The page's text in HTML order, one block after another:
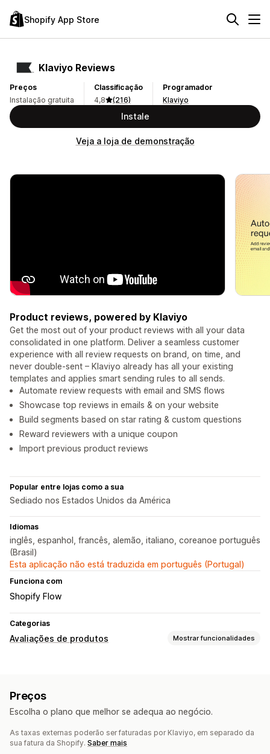
Shopify App Store
Klaviyo Reviews
Preços
Instalação gratuita
Classificação
4,8
(216)
Programador
Klaviyo
Instale
Veja a loja de demonstração
Product reviews, powered by Klaviyo
Get the most out of your product reviews with all your data
consolidated in one platform. Deliver a seamless customer
experience with all review requests on brand, on time, and
never double-sent – Klaviyo already has all your existing
templates and applies smart sending rules to all sends.
Automate review requests with email and SMS flows
Showcase top reviews in emails & on your website
Build segments based on star rating & custom questions
Reward reviewers with a unique coupon
Import previous product reviews
Popular entre lojas como a sua
Sediado nos Estados Unidos da América
Idiomas
inglês, espanhol, francês, alemão, italiano, coreanoe português
(Brasil)
Esta aplicação não está traduzida em português (Portugal)
Funciona com
Shopify Flow
Categorias
Avaliações de produtos Mostrar funcionalidades
Galerias de conteúdos multimédia
Página de todas as avaliações Sínteses de avaliações
Perguntas e respostas
Agrupamento de produtos
Filtros
Fragmentos ricos
Preços
Escolha o plano que melhor se adequa ao negócio.
As taxas externas poderão ser faturadas por Klaviyo, em separado da
sua fatura da Shopify. Saber mais